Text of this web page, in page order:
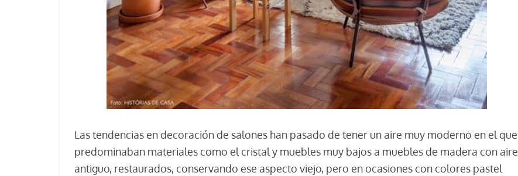
Las tendencias en decoración de salones han pasado de tener un aire muy moderno en el que
predominaban materiales como el cristal y muebles muy bajos a muebles de madera con aire
antiguo, restaurados, conservando ese aspecto viejo, pero en ocasiones con colores pastel